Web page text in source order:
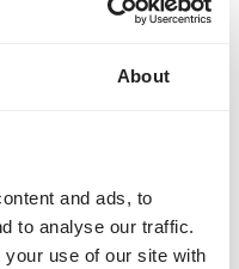
About
and ads, to
to analyse our traffic.
use of our site with
Entscheidung.
andere Sites. Wir
interessant sind;